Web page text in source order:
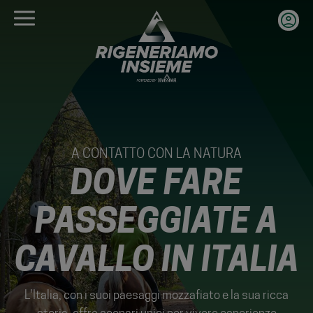
Salta
A CONTATTO CON LA NATURA
DOVE FARE
PASSEGGIATE A
CAVALLO IN ITALIA
L'Italia, con i suoi paesaggi mozzafiato e la sua ricca